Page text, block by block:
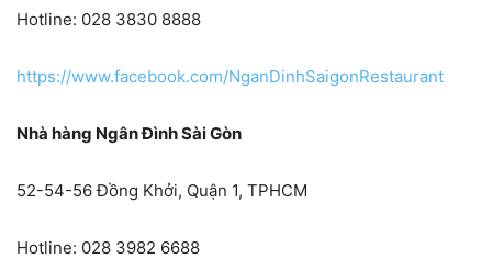
Hotline: 028 3830 8888
https://www.facebook.com/NganDinhSaigonRestaurant
Nhà hàng Ngân Đình Sài Gòn
52-54-56 Đồng Khởi, Quận 1, TPHCM
Hotline: 028 3982 6688